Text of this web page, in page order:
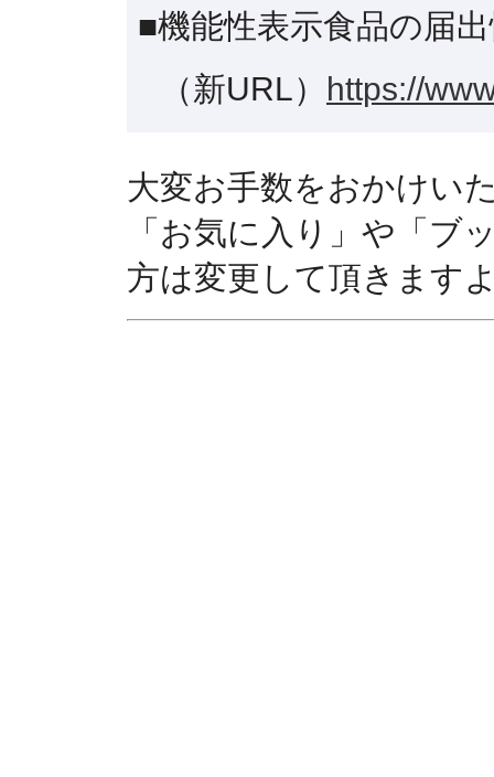
■機能性表示食品の届
（新URL） https://
大変お手数をおかけい
「お気に入り」や「ブ
方は変更して頂きます